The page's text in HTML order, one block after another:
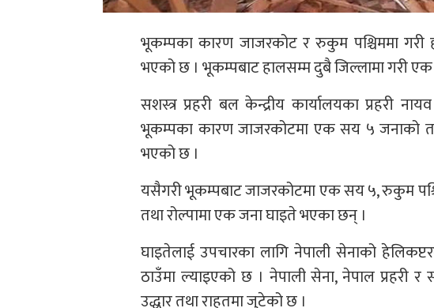
भूकम्पका कारण जाजरकोट र रुकुम पश्चिममा
भएको छ । भूकम्पबाट हालसम्म दुबै जिल्लामा गरी
सशस्त्र प्रहरी बल केन्द्रीय कार्यालयका प्रहरी
भूकम्पका कारण जाजरकोटमा एक सय ५ जनाको
भएको छ ।
यसैगरी भूकम्पबाट जाजरकोटमा एक सय ५, रुकुम
तथा रोल्पामा एक जना घाइते भएका छन् ।
घाइतेलाई उपचारका लागि नेपाली सेनाको
ठाउँमा ल्याइएको छ । नेपाली सेना, नेपाल प्रहरी र
उद्धार तथा राहतमा जुटेको छ ।